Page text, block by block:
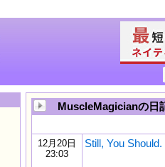
MuscleMagicianの日
12月20日
23:03
Still, You Should.